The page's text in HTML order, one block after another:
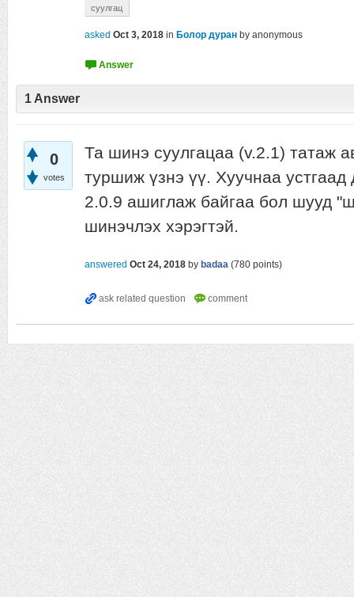
суулгац
asked Oct 3, 2018 in Болор дуран by anonymous
1 Answer
0
votes
Та шинэ суулгацаа (v.2.1) татаж
туршиж үзнэ үү. Хуучнаа устгаад
2.0.9 ашиглаж байгаа бол шууд
шинэчлэх хэрэгтэй.
answered Oct 24, 2018 by badaa (780 points)